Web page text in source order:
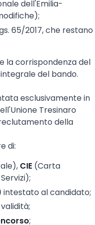
dell'Emilia-
65/2017, che restano
la corrispondenza del
del bando.
esclusivamente in
Tresinaro
della
di:
CIE (Carta
intestato al candidato;
;